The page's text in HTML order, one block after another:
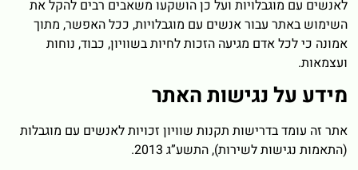
לאנשים עם מוגבלויות ועל כן הושקעו משאבים רבים להקל את
השימוש באתר עבור אנשים עם מוגבלויות, ככל האפשר, מתוך
אמונה כי לכל אדם מגיעה הזכות לחיות בשוויון, כבוד, נוחות
ועצמאות.
מידע על נגישות האתר
אתר זה עומד בדרישות תקנות שוויון זכויות לאנשים עם מוגבלות
(התאמות נגישות לשירות), התשע”ג 2013.